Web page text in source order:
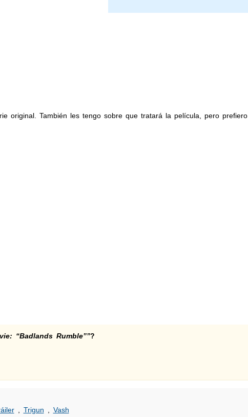
original. También les tengo sobre que tratará la película, pero prefiero
“Badlands Rumble””?
, Trigun Vash